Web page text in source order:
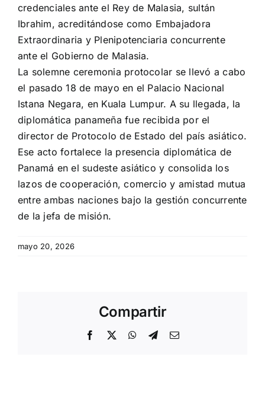
credenciales ante el Rey de Malasia, sultán
Ibrahim, acreditándose como Embajadora
Extraordinaria y Plenipotenciaria concurrente
ante el Gobierno de Malasia.
La solemne ceremonia protocolar se llevó a cabo
el pasado 18 de mayo en el Palacio Nacional
Istana Negara, en Kuala Lumpur. A su llegada, la
diplomática panameña fue recibida por el
director de Protocolo de Estado del país asiático.
Ese acto fortalece la presencia diplomática de
Panamá en el sudeste asiático y consolida los
lazos de cooperación, comercio y amistad mutua
entre ambas naciones bajo la gestión concurrente
de la jefa de misión.
mayo 20, 2026
Compartir
Facebook
X WhatsApp
TelegramEmail